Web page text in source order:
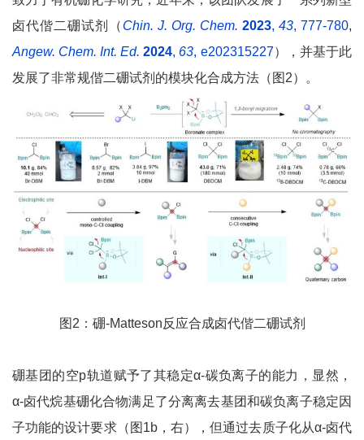
卤代偕二硼试剂（ Chin. J. Org. Chem. 2023, 43, 777-780,
Angew. Chem. Int. Ed. 2024, 63, e202315227），并基于此
发展了非常规偕二硼试剂的模块化合成方法（图2）。
图2：硼-Matteson反应合成卤代偕二硼试剂
硼基团的空p轨道赋予了其稳定α-碳负离子的能力，显然，
α-卤代烷基硼化合物满足了分离离去基团和碳负离子稳定因
子功能的设计要求（图1b，右），但通过去质子化从α-卤代